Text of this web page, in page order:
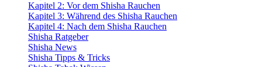
Kapitel 2: Vor dem Shisha Rauchen
Kapitel 3: Während des Shisha Rauchen
Kapitel 4: Nach dem Shisha Rauchen
Shisha Ratgeber
Shisha News
Shisha Tipps & Tricks